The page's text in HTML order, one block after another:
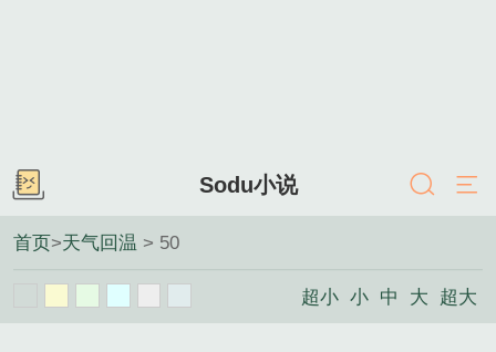
Sodu小说
首页>天气回温 > 50
超小 小 中 大 超大